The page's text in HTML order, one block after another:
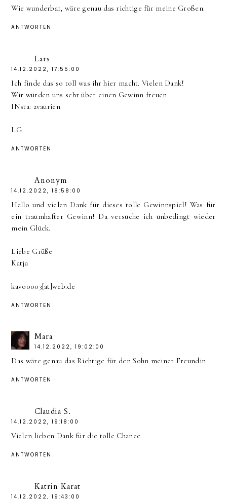
Wie wunderbar, wäre genau das richtige für meine Großen.
ANTWORTEN
Lars
14.12.2022, 17:55:00
Ich finde das so toll was ihr hier macht. Vielen Dank!
Wir würden uns sehr über einen Gewinn freuen
INsta: 2vaurien
LG
ANTWORTEN
Anonym
14.12.2022, 18:58:00
Hallo und vielen Dank für dieses tolle Gewinnspiel! Was für
ein traumhafter Gewinn! Da versuche ich unbedingt wieder
mein Glück.
Liebe Grüße
Katja
kavo0003[at]web.de
ANTWORTEN
Mara
14.12.2022, 19:02:00
Das wäre genau das Richtige für den Sohn meiner Freundin
ANTWORTEN
Claudia S.
14.12.2022, 19:18:00
Vielen lieben Dank für die tolle Chance
ANTWORTEN
Katrin Karat
14.12.2022, 19:43:00